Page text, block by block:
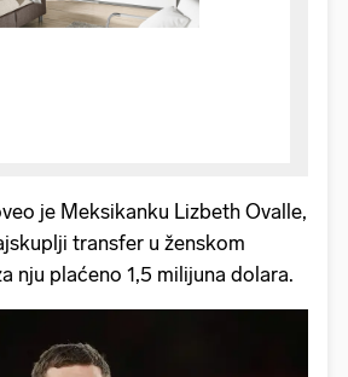
je Meksikanku Lizbeth Ovalle,
transfer u ženskom
nju plaćeno 1,5 milijuna dolara.